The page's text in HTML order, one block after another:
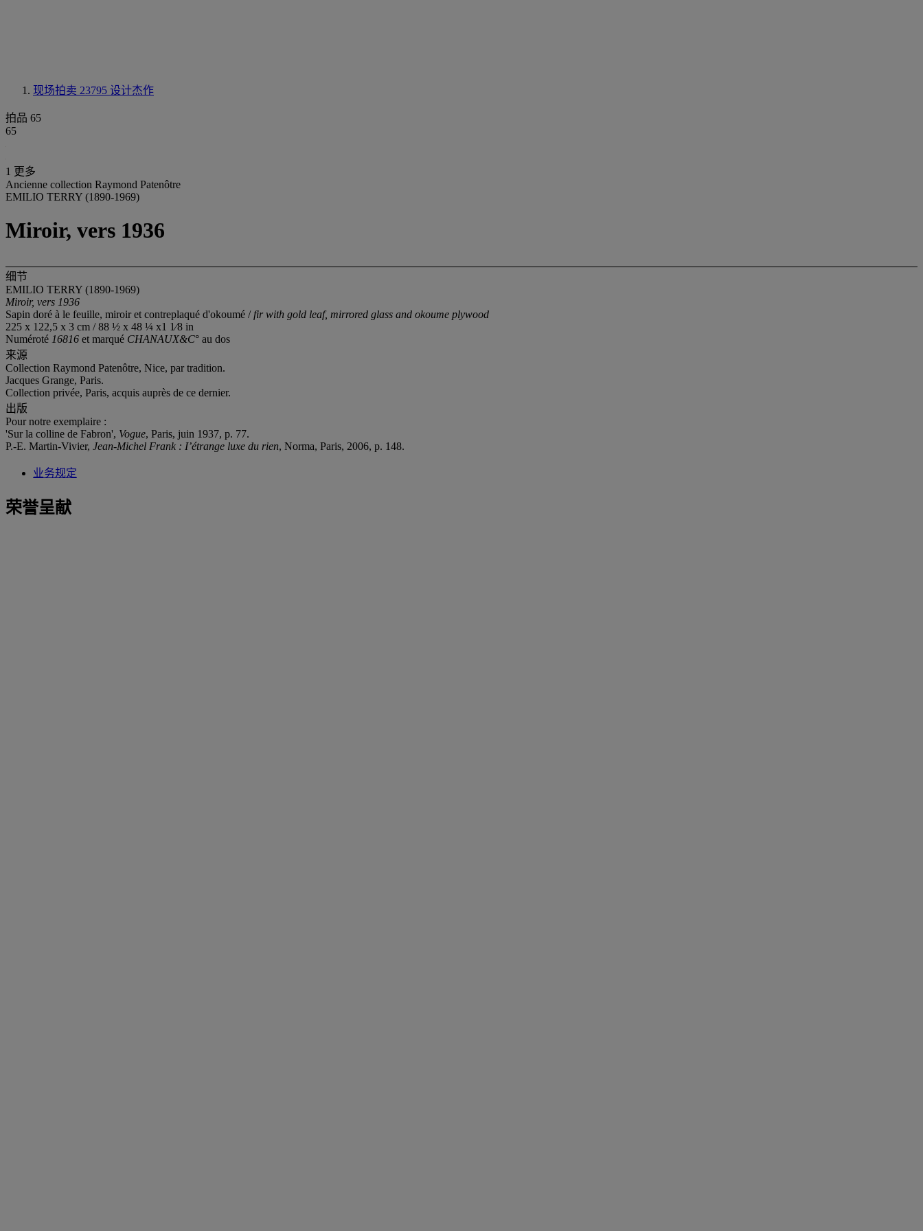
现场拍卖 23795 设计杰作
拍品 65
65
1 更多
Ancienne collection Raymond Patenôtre
EMILIO TERRY (1890-1969)
Miroir, vers 1936
细节
EMILIO TERRY (1890-1969)
Miroir, vers 1936
Sapin doré à le feuille, miroir et contreplaqué d'okoumé / fir with gold leaf, mirrored glass and okoume plywood
225 x 122,5 x 3 cm / 88 ½ x 48 ¼ x1 1⁄8 in
Numéroté 16816 et marqué CHANAUX&C° au dos
来源
Collection Raymond Patenôtre, Nice, par tradition.
Jacques Grange, Paris.
Collection privée, Paris, acquis auprès de ce dernier.
出版
Pour notre exemplaire :
'Sur la colline de Fabron', Vogue, Paris, juin 1937, p. 77.
P.-E. Martin-Vivier, Jean-Michel Frank : I’étrange luxe du rien, Norma, Paris, 2006, p. 148.
业务规定
荣誉呈献